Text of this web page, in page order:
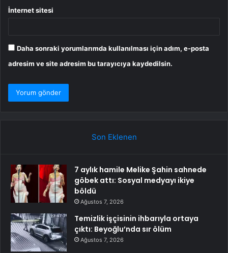
İnternet sitesi
Daha sonraki yorumlarımda kullanılması için adım, e-posta
adresim ve site adresim bu tarayıcıya kaydedilsin.
Son Eklenen
7 aylık hamile Melike Şahin sahnede
göbek attı: Sosyal medyayı ikiye
böldü
Ağustos 7, 2026
Temizlik işçisinin ihbarıyla ortaya
çıktı: Beyoğlu’nda sır ölüm
Ağustos 7, 2026